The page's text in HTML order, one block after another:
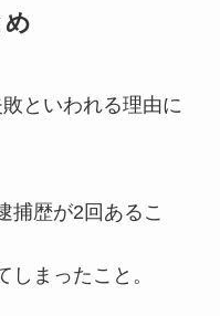
め
といわれる理由に
捕歴が2回あるこ
まったこと。